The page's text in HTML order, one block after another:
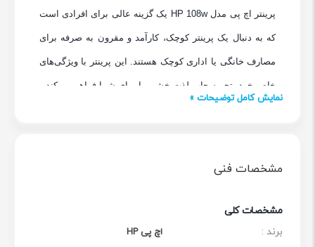
پرینتر اچ پی مدل HP 108w یک گزینه عالی برای افرادی است
که به دنبال یک پرینتر کوچک، کارآمد و مقرون به صرفه برای
مصارف خانگی یا اداری کوچک هستند. این پرینتر با ویژگی‌های
خاص خود، تجربه چاپ لذت‌بخشی را برای شما فراهم می‌کند.
کیفیت چاپ بالا: با وجود اندازه کوچک، این پرینتر کیفیت چاپ
نمایش کامل توضیحات »
مشخصات فنی
مشخصات کلی
برند :
اچ پی HP